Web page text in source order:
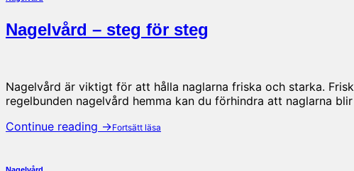
Nagelvård – steg för steg
Nagelvård är viktigt för att hålla naglarna friska och starka.
regelbunden nagelvård hemma kan du förhindra att naglarna
Continue reading →